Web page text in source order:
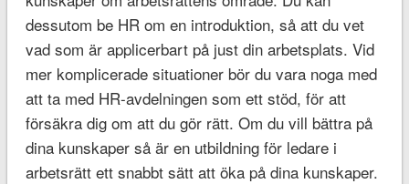
dessutom be HR om en introduktion, så att du vet
vad som är applicerbart på just din arbetsplats. Vid
mer komplicerade situationer bör du vara noga med
att ta med HR-avdelningen som ett stöd, för att
försäkra dig om att du gör rätt. Om du vill bättra på
dina kunskaper så är en utbildning för ledare i
arbetsrätt ett snabbt sätt att öka på dina kunskaper.